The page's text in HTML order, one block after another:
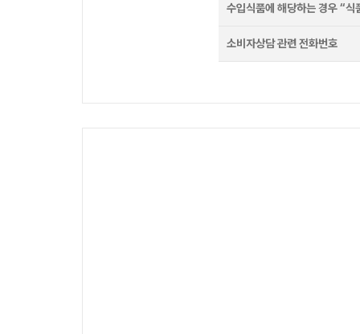
수입식품에 해당하는 경우 “
소비자상담 관련 전화번호